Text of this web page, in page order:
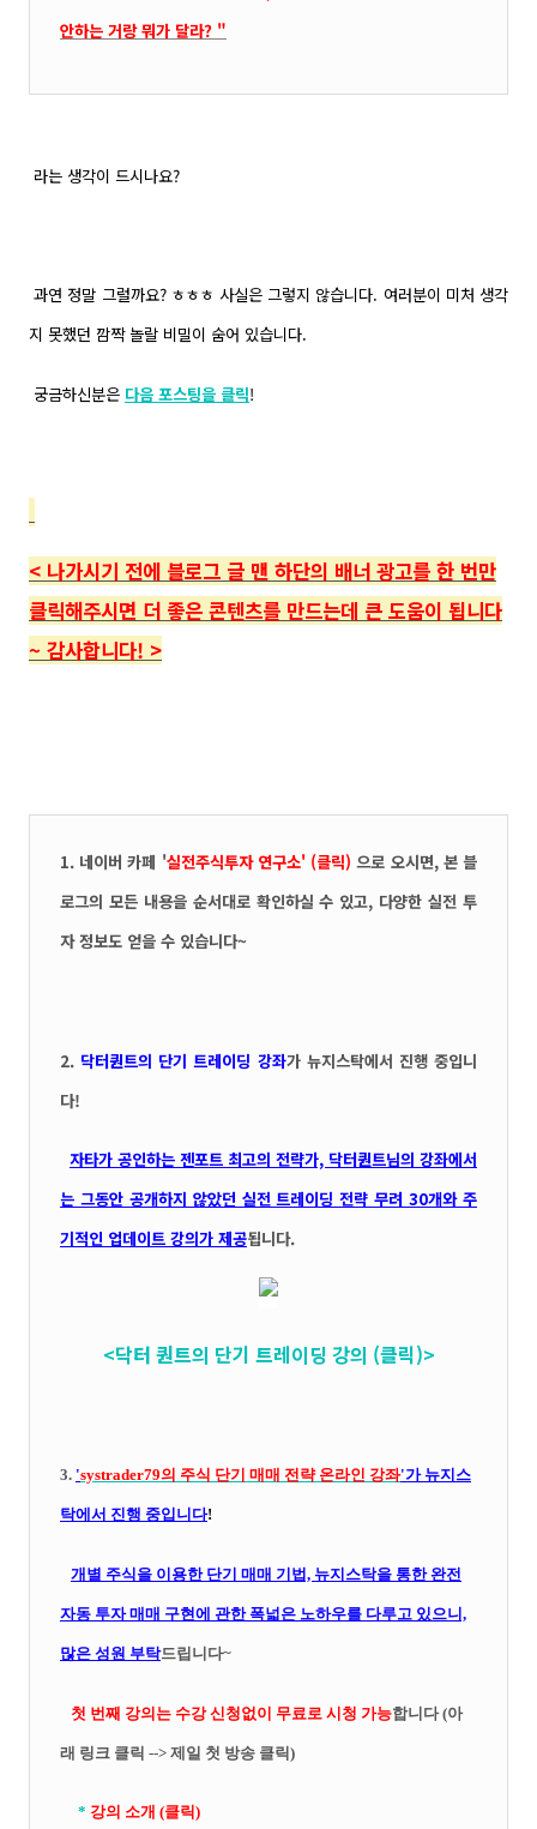
안하는 거랑 뭐가 달라? "
라는 생각이 드시나요?
과연 정말 그럴까요? ㅎㅎㅎ 사실은 그렇지 않습니다. 여러분이 미처 생각
지 못했던 깜짝 놀랄 비밀이 숨어 있습니다.
궁금하신분은 다음 포스팅을 클릭!
< 나가시기 전에 블로그 글 맨 하단의 배너 광고를 한 번만
클릭해주시면 더 좋은 콘텐츠를 만드는데 큰 도움이 됩니다
~ 감사합니다! >
1. 네이버 카페 '실전주식투자 연구소' (클릭) 으로 오시면, 본 블
로그의 모든 내용을 순서대로 확인하실 수 있고, 다양한 실전 투
자 정보도 얻을 수 있습니다~
2. 닥터퀀트의 단기 트레이딩 강좌가 뉴지스탁에서 진행 중입니
다!
자타가 공인하는 젠포트 최고의 전략가, 닥터퀀트님의 강좌에서
는 그동안 공개하지 않았던 실전 트레이딩 전략 무려 30개와 주
기적인 업데이트 강의가 제공됩니다.
<닥터 퀀트의 단기 트레이딩 강의 (클릭)>
3. 'systrader79의 주식 단기 매매 전략 온라인 강좌'가 뉴지스
탁에서 진행 중입니다!
개별 주식을 이용한 단기 매매 기법, 뉴지스탁을 통한 완전
자동 투자 매매 구현에 관한 폭넓은 노하우를 다루고 있으니,
많은 성원 부탁드립니다~
첫 번째 강의는 수강 신청없이 무료로 시청 가능합니다 (아
래 링크 클릭 --> 제일 첫 방송 클릭)
* 강의 소개 (클릭)